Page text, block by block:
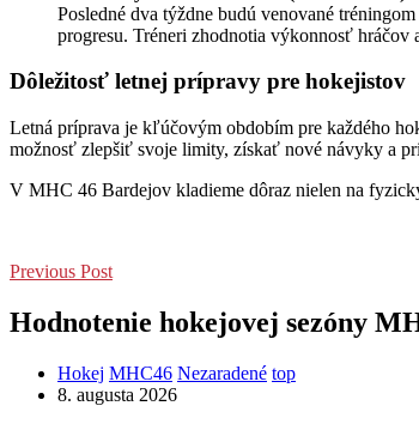
Posledné dva týždne budú venované
progresu. Tréneri zhodnotia výkonnosť hráčov
Dôležitosť letnej prípravy pre hokejistov
Letná príprava je kľúčovým obdobím pre každého
možnosť zlepšiť svoje limity, získať nové návyky a
V MHC 46 Bardejov kladieme dôraz nielen na
Previous Post
Hodnotenie hokejovej sezóny
Hokej MHC46 Nezaradené top
8. augusta 2026